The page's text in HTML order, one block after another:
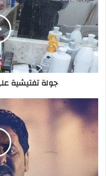
إ
ل
ك
ي
جولة تفتيشية